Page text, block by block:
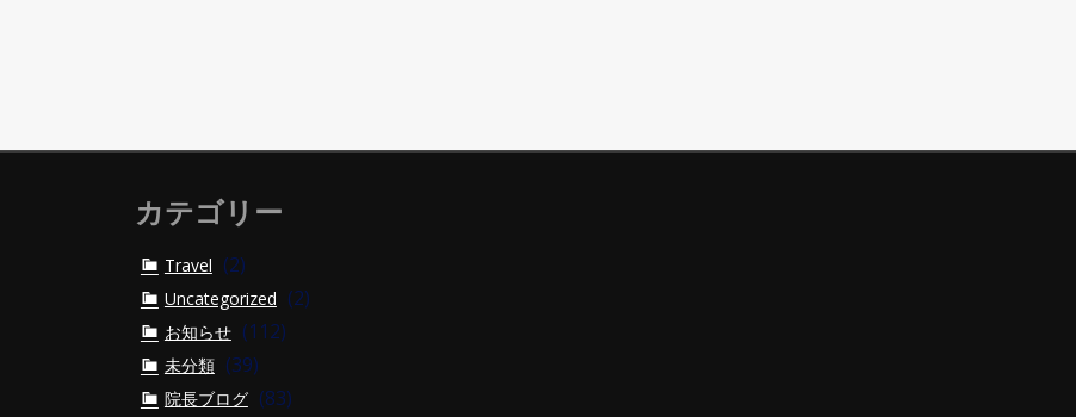
カテゴリー
Travel (2)
Uncategorized (2)
お知らせ (112)
未分類 (39)
院長ブログ (83)